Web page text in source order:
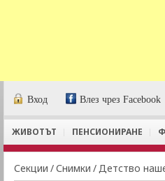
Вход Влез чрез Facebook
ЖИВОТЪТ ПЕНСИОНИРАНЕ
Секции /Снимки /Детство